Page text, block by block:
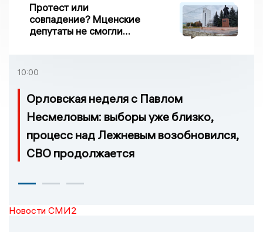
Протест или
совпадение? Мценские
депутаты не смогли
10:00
Орловская неделя с Павлом
Несмеловым: выборы уже близко,
процесс над Лежневым возобновился,
СВО продолжается
Новости СМИ2